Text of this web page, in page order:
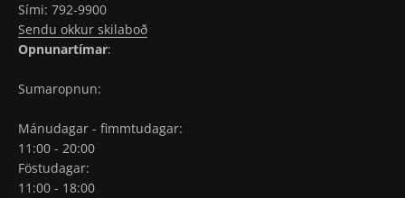
Sími: 792-9900
Sendu okkur skilaboð
Opnunartímar:
Sumaropnun:
Mánudagar - fimmtudagar:
11:00 - 20:00
Föstudagar:
11:00 - 18:00